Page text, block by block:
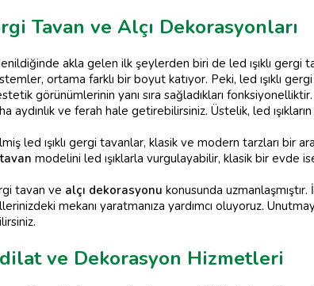
Tavan ve Alçı Dekorasyonları
akla gelen ilk şeylerden biri de led ışıklı gergi
ortama farklı bir boyut katıyor. Peki, led ışıklı
görünümlerinin yanı sıra sağladıkları fonksiyonelliktir.
aydınlık ve ferah hale getirebilirsiniz. Üstelik, led
led ışıklı gergi tavanlar, klasik ve modern tarzları bir
modelini led ışıklarla vurgulayabilir, klasik bir evde
tavan ve alçı dekorasyonu konusunda
mekanı yaratmanıza yardımcı oluyoruz.
ve Dekorasyon Hizmetleri